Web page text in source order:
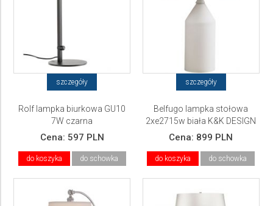
szczegóły
Rolf lampka biurkowa GU10
7W czarna
Cena: 597 PLN
do koszyka do schowka
szczegóły
Belfugo lampka stołowa
2xe2715w biała K&K DESIGN
Cena: 899 PLN
do koszyka do schowka